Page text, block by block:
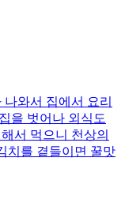
와서 집에서 요리
을 벗어나 외식도
서 먹으니 천상의
치를 곁들이면 꿀맛